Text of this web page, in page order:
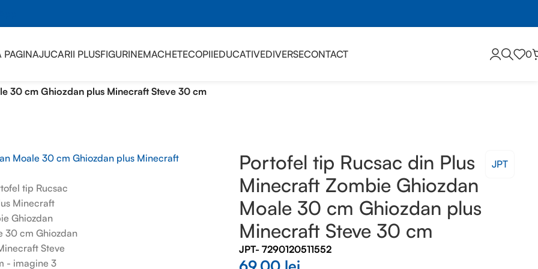
PAGINAJUCARII PLUSFIGURINEMACHETECOPIIEDUCATIVEDIVERSECONTACT
0
30 cm Ghiozdan plus Minecraft Steve 30 cm
Portofel tip Rucsac din Plus
Minecraft Zombie Ghiozdan
Moale 30 cm Ghiozdan plus
Minecraft Steve 30 cm
JPT
JPT- 7290120511552